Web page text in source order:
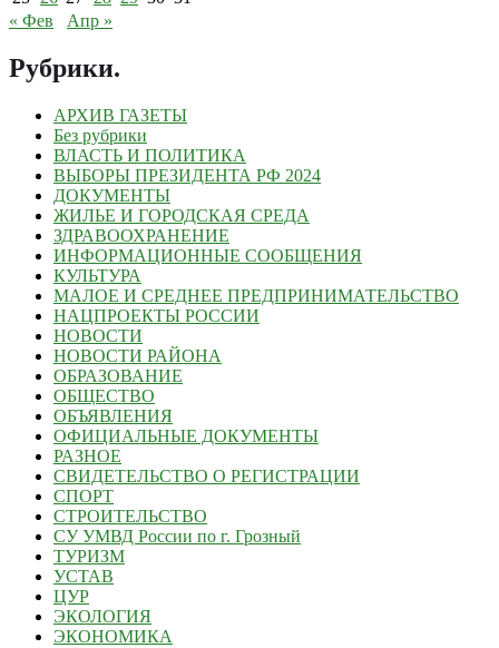
« Фев
Апр »
Рубрики.
АРХИВ ГАЗЕТЫ
Без рубрики
ВЛАСТЬ И ПОЛИТИКА
ВЫБОРЫ ПРЕЗИДЕНТА РФ 2024
ДОКУМЕНТЫ
ЖИЛЬЕ И ГОРОДСКАЯ СРЕДА
ЗДРАВООХРАНЕНИЕ
ИНФОРМАЦИОННЫЕ СООБЩЕНИЯ
КУЛЬТУРА
МАЛОЕ И СРЕДНЕЕ ПРЕДПРИНИМАТЕЛЬСТВО
НАЦПРОЕКТЫ РОССИИ
НОВОСТИ
НОВОСТИ РАЙОНА
ОБРАЗОВАНИЕ
ОБЩЕСТВО
ОБЪЯВЛЕНИЯ
ОФИЦИАЛЬНЫЕ ДОКУМЕНТЫ
РАЗНОЕ
СВИДЕТЕЛЬСТВО О РЕГИСТРАЦИИ
СПОРТ
СТРОИТЕЛЬСТВО
СУ УМВД России по г. Грозный
ТУРИЗМ
УСТАВ
ЦУР
ЭКОЛОГИЯ
ЭКОНОМИКА